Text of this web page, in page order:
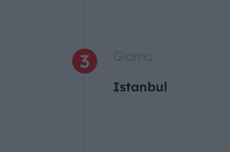
Istanbul